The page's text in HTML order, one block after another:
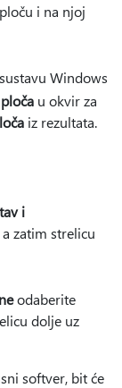
i na njoj
Windows
u okvir za
iz rezultata.
i
a zatim strelicu
odaberite
dolje uz
softver, bit će